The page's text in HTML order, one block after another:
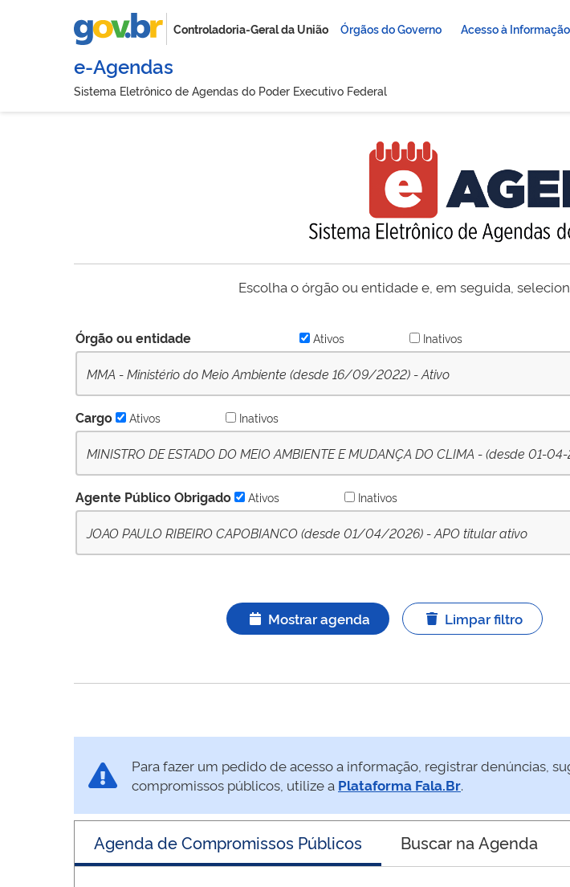
Controladoria-Geral da União Órgãos do Governo Acesso à Informação
e-Agendas
Sistema Eletrônico de Agendas do Poder Executivo Federal
Escolha o órgão ou entidade e, em seguida,
Órgão ou entidade Ativos Inativos
MMA - Ministério do Meio Ambiente (desde 16/09/2022) - Ativo
Cargo Ativos Inativos
MINISTRO DE ESTADO DO MEIO AMBIENTE E MUDANÇA DO CLIMA - (desde 01-
Agente Público Obrigado Ativos Inativos
JOAO PAULO RIBEIRO CAPOBIANCO (desde 01/04/2026) - APO titular ativo
Mostrar agenda Limpar filtro
Para fazer um pedido de acesso a informação, registrar denúncias,
compromissos públicos, utilize a Plataforma Fala.Br.
Agenda de Compromissos Públicos Buscar na Agenda